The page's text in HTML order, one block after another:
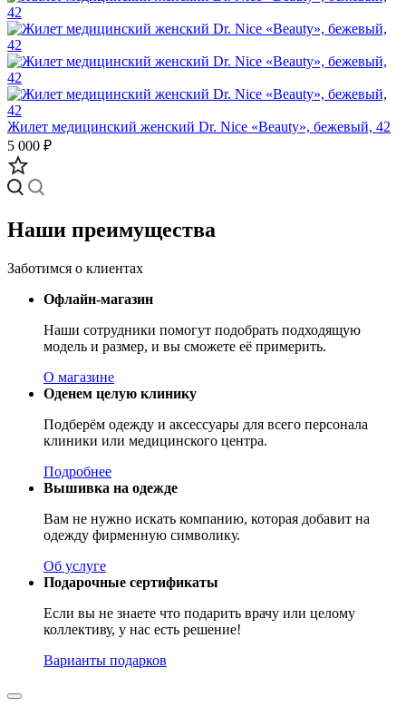
Жилет медицинский женский Dr. Nice «Beauty», бежевый, 42
5 000 ₽
Наши преимущества
Заботимся о клиентах
Офлайн-магазин
Наши сотрудники помогут подобрать подходящую
модель и размер, и вы сможете её примерить.
О магазине
Оденем целую клинику
Подберём одежду и аксессуары для всего персонала
клиники или медицинского центра.
Подробнее
Вышивка на одежде
Вам не нужно искать компанию, которая добавит на
одежду фирменную символику.
Об услуге
Подарочные сертификаты
Если вы не знаете что подарить врачу или целому
коллективу, у нас есть решение!
Варианты подарков